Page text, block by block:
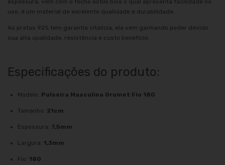
espessura, vem com o fecho estilo boia o qual apresenta facilidade no
uso, é um material de excelente qualidade e durabilidade.
As pratas 925 tem garantia vitalícia, ela vem ganhando poder devido
sua alta qualidade, resistência e custo benefício.
Especificações do produto:
Modelo: Pulseira Masculina Grumet Fio 180
Tamanho: 21cm
Espessura: 7,5mm
Largura: 1,3mm
Fio: 180